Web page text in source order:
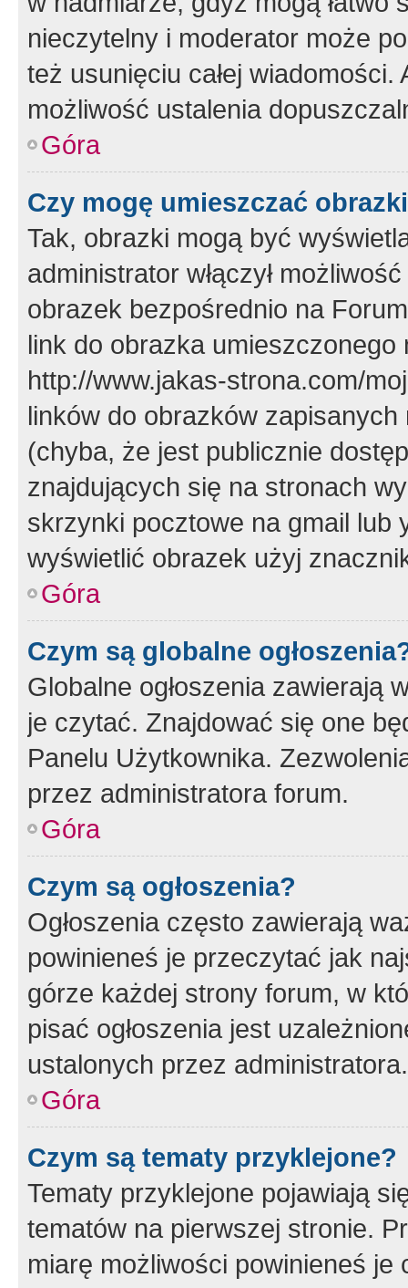
nieczytelny i moderator może
też usunięciu całej
możliwość ustalenia
Góra
Czy mogę umieszczać
Tak, obrazki mogą być
administrator włączył
obrazek bezpośrednio na
link do obrazka
http://www.jakas-strona.com/
linków do obrazków
(chyba, że jest publicznie
znajdujących się na stronach
skrzynki pocztowe na gmail lub
wyświetlić obrazek użyj
Góra
Czym są globalne
Globalne ogłoszenia zawierają
je czytać. Znajdować się one
Panelu Użytkownika.
przez administratora forum.
Góra
Czym są ogłoszenia?
Ogłoszenia często zawierają
powinieneś je przeczytać jak
górze każdej strony forum, w
pisać ogłoszenia jest
ustalonych przez administratora.
Góra
Czym są tematy przyklejone?
Tematy przyklejone pojawiają
tematów na pierwszej stronie.
miarę możliwości powinieneś je